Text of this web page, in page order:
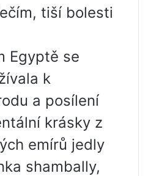
tiší bolesti
Egyptě se
k
a posílení
krásky z
emírů jedly
shambally,